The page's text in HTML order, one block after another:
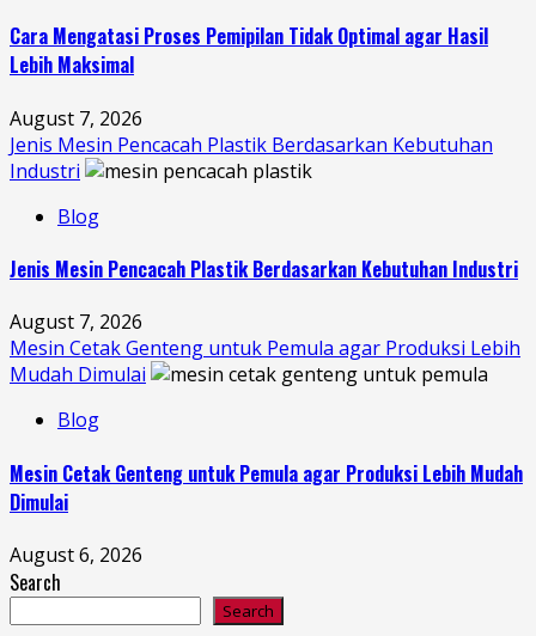
Cara Mengatasi Proses Pemipilan Tidak Optimal agar Hasil
Lebih Maksimal
August 7, 2026
Jenis Mesin Pencacah Plastik Berdasarkan Kebutuhan
Industri
Blog
Jenis Mesin Pencacah Plastik Berdasarkan Kebutuhan Industri
August 7, 2026
Mesin Cetak Genteng untuk Pemula agar Produksi Lebih
Mudah Dimulai
Blog
Mesin Cetak Genteng untuk Pemula agar Produksi Lebih Mudah
Dimulai
August 6, 2026
Search
Search